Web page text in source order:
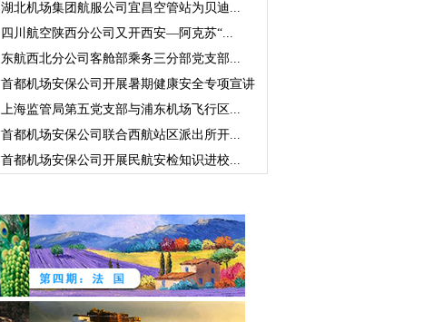
湖北机场集团航服公司宜昌空管站为贝迪...
四川航空陕西分公司又开西安—阿克苏“...
东航西北分公司客舱部乘务三分部党支部...
首都机场安保公司开展暑期健康安全专项宣讲
上海监管局第五党支部与浦东机场飞行区...
首都机场安保公司联合西航站区派出所开...
首都机场安保公司开展民航安检知识进校...